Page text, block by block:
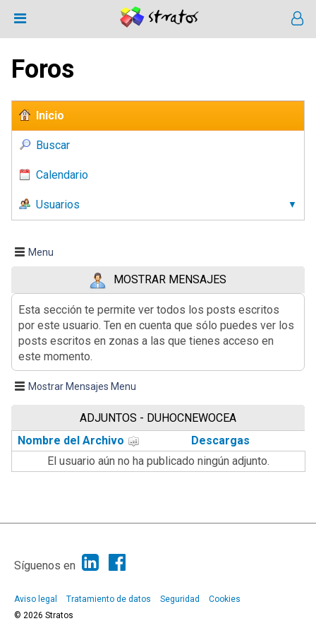
Foros
Inicio
Buscar
Calendario
Usuarios
Menu
MOSTRAR MENSAJES
Esta sección te permite ver todos los posts escritos
por este usuario. Ten en cuenta que sólo puedes ver los
posts escritos en zonas a las que tienes acceso en
este momento.
Mostrar Mensajes Menu
ADJUNTOS - DUHOCNEWOCEA
Nombre del Archivo
Descargas
El usuario aún no ha publicado ningún adjunto.
|
Síguenos en
Aviso legal Tratamiento de datos Seguridad
Cookies
© 2026 Stratos